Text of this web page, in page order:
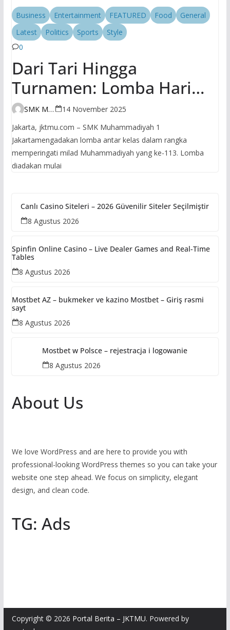
Business Entertainment FEATURED Food
General
Latest
Politics Sports
Style
0
Dari Tari Hingga
Turnamen: Lomba Hari
Kedua SMK
Muhammadiyah 1 Jakarta
Bikin Milad
Muhammadiyah Makin
SMK Muhammadiyah 1 Jakarta
14 November 2025
Jakarta, jktmu.com – SMK Muhammadiyah 1
Jakartamengadakan lomba antar kelas dalam rangka
memperingati milad Muhammadiyah yang ke-113. Lomba
diadakan mulai
Canlı Casino Siteleri – 2026 Güvenilir Siteler Seçilmiştir
8 Agustus 2026
Spinfin Online Casino – Live Dealer Games and Real-Time
Tables
8 Agustus 2026
Mostbet AZ – bukmeker ve kazino Mostbet – Giriş rəsmi
sayt
8 Agustus 2026
Mostbet w Polsce – rejestracja i logowanie
8 Agustus 2026
About Us
We love WordPress and are here to provide you with
professional-looking WordPress themes so you can take your
website one step ahead. We focus on simplicity, elegant
design, and clean code.
TG: Ads
Copyright © 2026 Portal Berita – JKTMU. Powered by